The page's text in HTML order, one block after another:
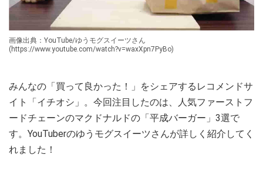
画像出典：YouTube/ゆうモグスイーツさん
(https://www.youtube.com/watch?v=waxXpn7PyBo)
みんなの「買って良かった！」をシェアするレコメンドサ
イト「イチオシ」。今回注目したのは、人気ファーストフ
ードチェーンのマクドナルドの「平成バーガー」3選で
す。YouTuberのゆうモグスイーツさんが詳しく紹介してく
れました！